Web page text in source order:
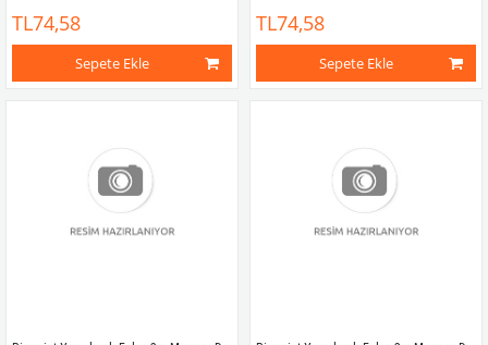
TL74,58
Sepete Ekle
TL74,58
Sepete Ekle